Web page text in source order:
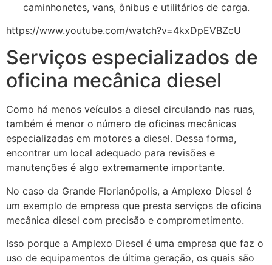
caminhonetes, vans, ônibus e utilitários de carga.
https://www.youtube.com/watch?v=4kxDpEVBZcU
Serviços especializados de
oficina mecânica diesel
Como há menos veículos a diesel circulando nas ruas,
também é menor o número de oficinas mecânicas
especializadas em motores a diesel. Dessa forma,
encontrar um local adequado para revisões e
manutenções é algo extremamente importante.
No caso da Grande Florianópolis, a Amplexo Diesel é
um exemplo de empresa que presta serviços de oficina
mecânica diesel com precisão e comprometimento.
Isso porque a Amplexo Diesel é uma empresa que faz o
uso de equipamentos de última geração, os quais são